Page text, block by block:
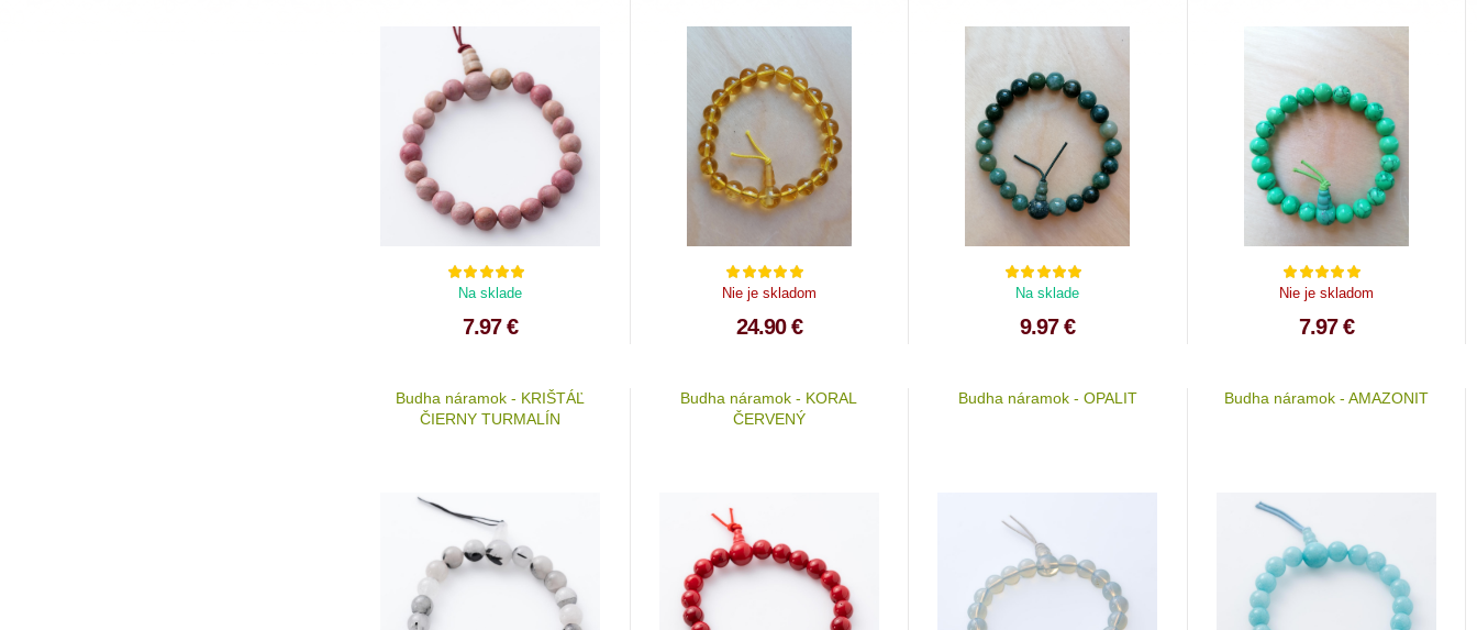
Na sklade
7.97 €
Nie je skladom
24.90 €
Na sklade
9.97 €
Nie je skladom
7.97 €
Budha náramok - KRIŠTÁĽ
ČIERNY TURMALÍN
Budha náramok - KORAL
ČERVENÝ
Budha náramok - OPALIT Budha náramok - AMAZONIT